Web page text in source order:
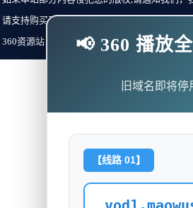
请支持购买正版！反馈邮箱：
360资源站 Copyright ©2018-2023 All Rights
📢 360 播放
旧域名即将
【线路 01】